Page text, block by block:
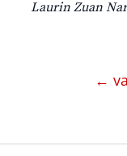
Laurin Zuan
←